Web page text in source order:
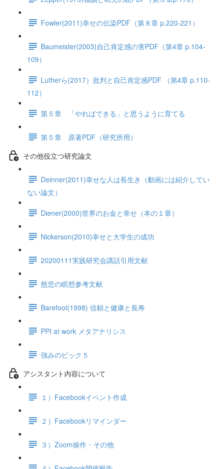
Fowler(2011)幸せの伝染PDF（第８章 p.220-221）
Baumeister(2003)自己肯定感の害PDF（第4章 p.104-
109）
Lutherら(2017）批判と自己肯定感PDF （第4章 p.110-
112）
第５章 「やればできる」と思うように育てる
第５章 原著PDF（研究所用）
その他役立つ研究論文
Deinner(2011)幸せな人は長生き（動画には紹介してい
ない論文）
Diener(2000)世界のお金と幸せ（本の１章）
Nickerson(2010)幸せと大学生の成功
20200111実践研究会講話引用文献
慈悲の瞑想参考文献
Barefoot(1998) 信頼と健康と長寿
PPI at work メタアナリシス
強みのビック５
アシスタント内容について
１）Facebookイベント作成
２）Facebookリマインダー
３）Zoom操作・その他